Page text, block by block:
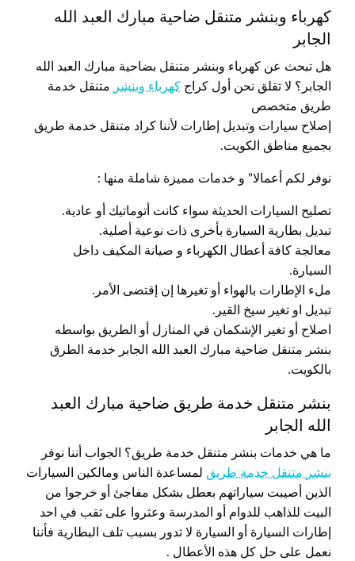
كهرباء وبنشر متنقل ضاحية مبارك العبد الله
الجابر
هل تبحث عن كهرباء وبنشر متنقل بضاحية مبارك العبد الله
الجابر؟ لا تقلق نحن أول كراج كهرباء وبنشر
متنقل خدمة
طريق متخصص
إصلاح سيارات وتبديل إطارات لأننا كراد متنقل خدمة طريق
بجميع مناطق الكويت.
نوفر لكم أعمالا” و خدمات مميزة شاملة منها :
تصليح السيارات الحديثة سواء كانت أتوماتيك أو عادية.
تبديل بطارية السيارة بأخرى ذات نوعية أصلية.
معالجة كافة أعطال الكهرباء و صيانة المكيف داخل
السيارة.
ملء الإطارات بالهواء أو تغيرها إن إقتضى الأمر.
تبديل او تغير سيخ القير.
اصلاح أو تغير الإشكمان في المنازل أو الطريق بواسطه
بنشر متنقل ضاحية مبارك العبد الله الجابر خدمة الطرق
بالكويت.
بنشر متنقل خدمة طريق ضاحية مبارك العبد
الله الجابر
ما هي خدمات بنشر متنقل خدمة طريق؟ الجواب أننا نوفر
بنشر متنقل خدمة طريق لمساعدة الناس ومالكين السيارات
الذين أصيبت سياراتهم بعطل بشكل مفاجئ أو خرجوا من
البيت للذاهب للدوام أو المدرسة وعثروا على ثقب في احد
إطارات السيارة أو السيارة لا تدور بسبب تلف البطارية فأننا
نعمل على حل كل هذه الأعطال .